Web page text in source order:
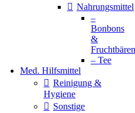
Nahrungsmittel
–
Bonbons
&
Fruchtbären
– Tee
Med. Hilfsmittel
Reinigung &
Hygiene
Sonstige